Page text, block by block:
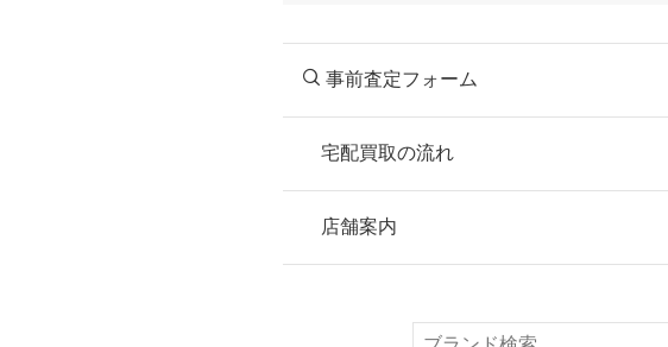
事前査定フォーム
宅配買取の流れ
お申込み
または梱包材不要の「集荷申込
店舗案内